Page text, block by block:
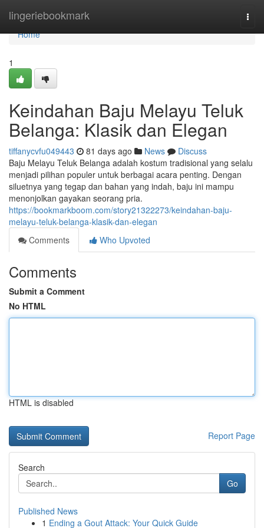
lingeriebookmark
Home
Home
1
Keindahan Baju Melayu Teluk
Belanga: Klasik dan Elegan
tiffanycvfu049443 81 days ago News
Discuss
Baju Melayu Teluk Belanga adalah kostum tradisional yang selalu
menjadi pilihan populer untuk berbagai acara penting. Dengan
siluetnya yang tegap dan bahan yang indah, baju ini mampu
menonjolkan gayakan seorang pria.
https://bookmarkboom.com/story21322273/keindahan-baju-
melayu-teluk-belanga-klasik-dan-elegan
Comments
Who Upvoted
Comments
Submit a Comment
No HTML
HTML is disabled
Report Page
Search
Go
Published News
1 Ending a Gout Attack: Your Quick Guide